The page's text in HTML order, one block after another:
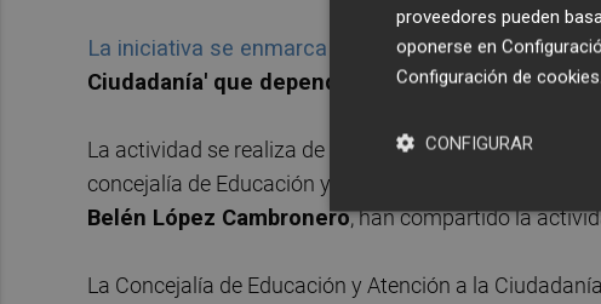
La iniciativa se enmarca dentro del programa
Ciudadanía' que depende la Concejalía de
La actividad se realiza de manera conjunta entre la
concejalía de Educación y Atención a la Ciudadanía.
Belén López Cambronero, han compartido la
La Concejalía de Educación y Atención a la
proveedores pueden
oponerse en
Configuración de cookies
CONFIGURAR